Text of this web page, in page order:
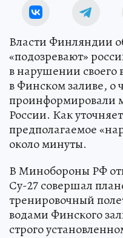
Власти Финляндии
«подозревают»
в нарушении своего
в Финском заливе, о
проинформировали
России. Как
предполагаемое
около минуты.
В Минобороны РФ
Су-27 совершал
тренировочный
водами Финского
строго